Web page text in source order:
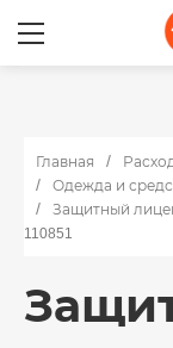
Главная
Одежда и
Защитный
110851